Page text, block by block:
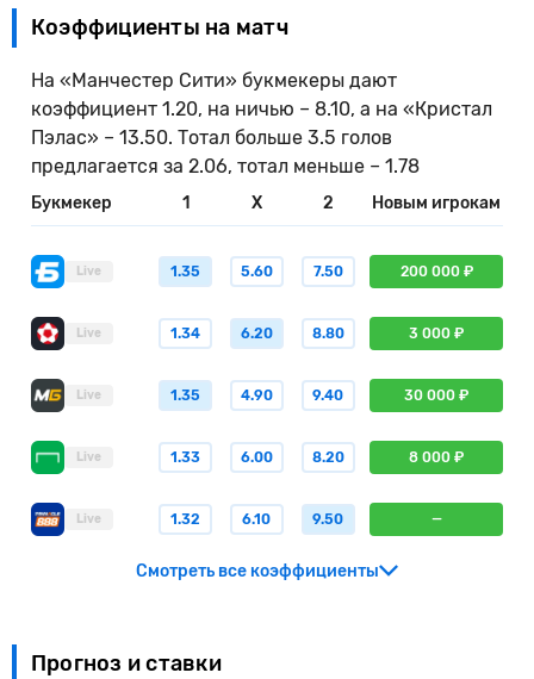
Коэффициенты на матч
На «Манчестер Сити» букмекеры дают
коэффициент 1.20, на ничью – 8.10, а на «Кристал
Пэлас» – 13.50. Тотал больше 3.5 голов
предлагается за 2.06, тотал меньше – 1.78
Букмекер 1 X 2 Новым игрокам
Live 1.35 5.60 7.50 200 000 ₽
Live 1.34 6.20 8.80 3 000 ₽
Live 1.35 4.90 9.40 30 000 ₽
Live 1.33 6.00 8.20 8 000 ₽
Live 1.32 6.10 9.50 —
Смотреть все коэффициенты
Прогноз и ставки